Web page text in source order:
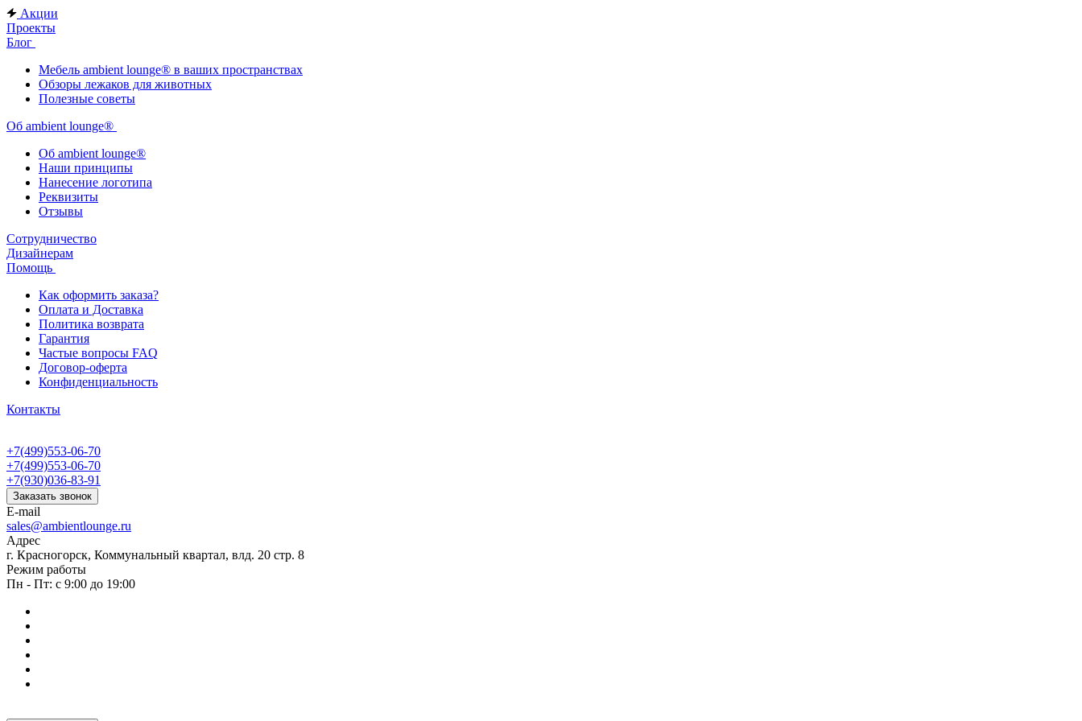
Акции
Проекты
Блог
Мебель ambient lounge® в ваших пространствах
Обзоры лежаков для животных
Полезные советы
Об ambient lounge®
Oб ambient lounge®
Наши принципы
Нанесение логотипа
Реквизиты
Отзывы
Сотрудничество
Дизайнерам
Помощь
Как оформить заказа?
Оплата и Доставка
Политика возврата
Гарантия
Частые вопросы FAQ
Договор-оферта
Конфиденциальность
Контакты
+7(499)553-06-70
+7(499)553-06-70
+7(930)036-83-91
Заказать звонок
E-mail
sales@ambientlounge.ru
Адрес
г. Красногорск, Коммунальный квартал, влд. 20 стр. 8
Режим работы
Пн - Пт: с 9:00 до 19:00